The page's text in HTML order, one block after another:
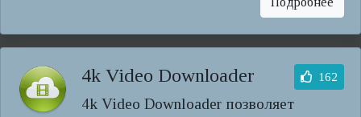
4k Video Downloader
4k Video Downloader позволяет
162